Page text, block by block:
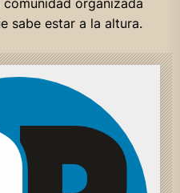
organizada
sabe estar a la altura.